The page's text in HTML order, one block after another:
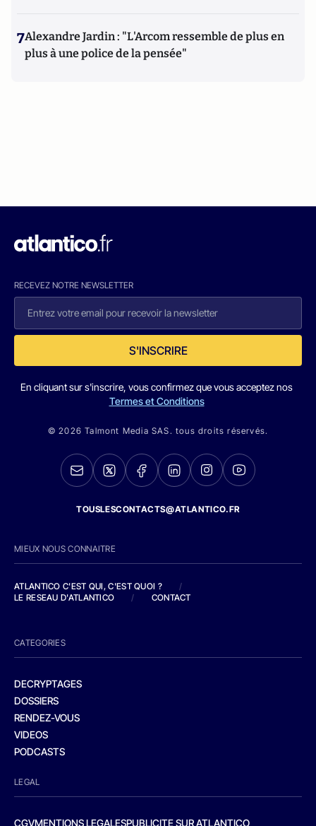
7Alexandre Jardin : "L'Arcom ressemble de plus en
plus à une police de la pensée"
RECEVEZ NOTRE NEWSLETTER
S'INSCRIRE
En cliquant sur s'inscrire, vous confirmez que vous acceptez nos
Termes et Conditions
© 2026 Talmont Media SAS. tous droits réservés.
TOUSLESCONTACTS@ATLANTICO.FR
MIEUX NOUS CONNAITRE
ATLANTICO C'EST QUI, C'EST QUOI ?
/
LE RESEAU D'ATLANTICO
/ CONTACT
CATEGORIES
DECRYPTAGES
DOSSIERS
RENDEZ-VOUS
VIDEOS
PODCASTS
LEGAL
CGVMENTIONS LEGALESPUBLICITE SUR ATLANTICO